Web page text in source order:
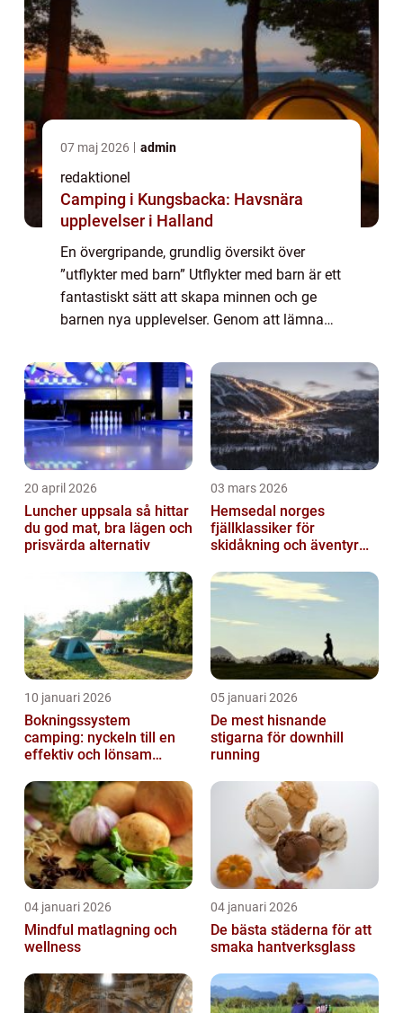
07 maj 2026 admin
redaktionel
Camping i Kungsbacka: Havsnära
upplevelser i Halland
En övergripande, grundlig översikt över
”utflykter med barn” Utflykter med barn är ett
fantastiskt sätt att skapa minnen och ge
barnen nya upplevelser. Genom att lämna
möjlighet att utforska och lära s...
20 april 2026
Luncher uppsala så hittar
du god mat, bra lägen och
prisvärda alternativ
03 mars 2026
Hemsedal norges
fjällklassiker för
skidåkning och äventyr
10 januari 2026
Bokningssystem
camping: nyckeln till en
effektiv och lönsam
05 januari 2026
De mest hisnande
stigarna för downhill
running
04 januari 2026
Mindful matlagning och
wellness
04 januari 2026
De bästa städerna för att
smaka hantverksglass